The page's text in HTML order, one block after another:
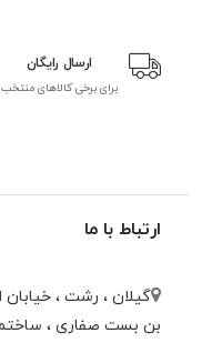
ارسال رایگان
برای برخی کالاهای منتخب
ارتباط با ما
گیلان ، رشت ، خيابان
بن بست صفاری ،